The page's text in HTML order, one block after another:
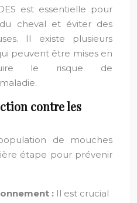
est essentielle pour
cheval et éviter des
Il existe plusieurs
peuvent être mises en
le risque de
contre les
de mouches
étape pour prévenir
: Il est crucial